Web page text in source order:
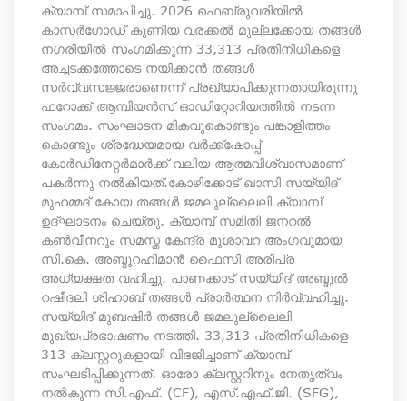
ക്യാമ്പ് സമാപിച്ചു. 2026 ഫെബ്രുവരിയിൽ
കാസർഗോഡ് കുണിയ വരക്കൽ മുല്ലക്കോയ തങ്ങൾ
നഗരിയിൽ സംഗമിക്കുന്ന 33,313 പ്രതിനിധികളെ
അച്ചടക്കത്തോടെ നയിക്കാൻ തങ്ങൾ
സർവ്വസജ്ജരാണെന്ന് പ്രഖ്യാപിക്കുന്നതായിരുന്നു
ഫറോക്ക് ആമ്പിയൻസ് ഓഡിറ്റോറിയത്തിൽ നടന്ന
സംഗമം. സംഘാടന മികവുകൊണ്ടും പങ്കാളിത്തം
കൊണ്ടും ശ്രദ്ധേയമായ വർക്ക്ഷോപ്പ്
കോർഡിനേറ്റർമാർക്ക് വലിയ ആത്മവിശ്വാസമാണ്
പകർന്നു നൽകിയത്. ​കോഴിക്കോട് ഖാസി സയ്യിദ്
മുഹമ്മദ് കോയ തങ്ങൾ ജമലുല്ലൈലി ക്യാമ്പ്
ഉദ്ഘാടനം ചെയ്തു. ക്യാമ്പ് സമിതി ജനറൽ
കൺവീനറും സമസ്ത കേന്ദ്ര മുശാവറ അംഗവുമായ
സി.കെ. അബ്ദുറഹിമാൻ ഫൈസി അരിപ്ര
അധ്യക്ഷത വഹിച്ചു. പാണക്കാട് സയ്യിദ് അബ്ദുൽ
റഷീദലി ശിഹാബ് തങ്ങൾ പ്രാർത്ഥന നിർവ്വഹിച്ചു.
സയ്യിദ് മുബഷിർ തങ്ങൾ ജമലുല്ലൈലി
മുഖ്യപ്രഭാഷണം നടത്തി. ​33,313 പ്രതിനിധികളെ
313 ക്ലസ്റ്ററുകളായി വിഭജിച്ചാണ് ക്യാമ്പ്
സംഘടിപ്പിക്കുന്നത്. ഓരോ ക്ലസ്റ്ററിനും നേതൃത്വം
നൽകുന്ന സി.എഫ്. (CF), എസ്.എഫ്.ജി. (SFG),